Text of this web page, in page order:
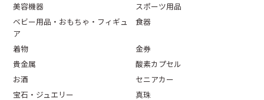
美容機器
スポーツ用品
ベビー用品・おもちゃ・フィギュ
ア
食器
着物
金券
貴金属
酸素カプセル
お酒
セニアカー
宝石・ジュエリー
真珠